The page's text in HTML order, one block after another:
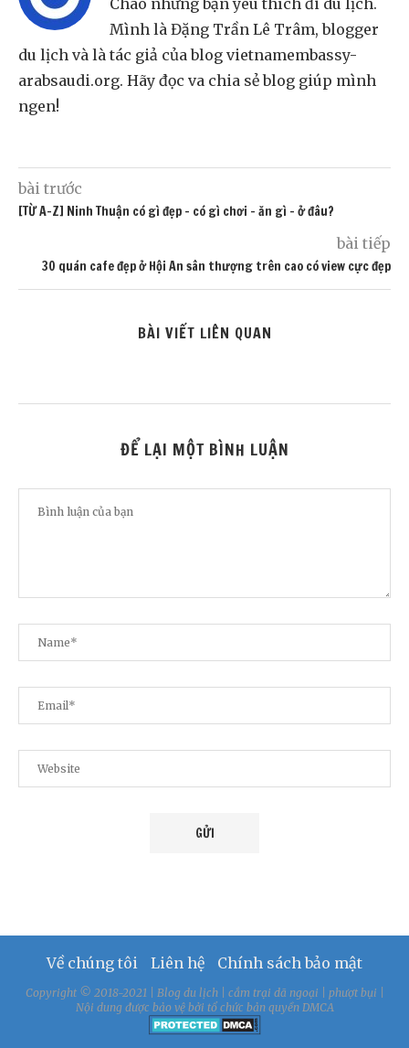
Chào những bạn yêu thích đi du lịch.
Mình là Đặng Trần Lê Trâm, blogger
du lịch và là tác giả của blog vietnamembassy-
arabsaudi.org. Hãy đọc va chia sẻ blog giúp mình
ngen!
bài trước
[TỪ A-Z] Ninh Thuận có gì đẹp – có gì chơi – ăn gì – ở đâu?
bài tiếp
30 quán cafe đẹp ở Hội An sân thượng trên cao có view cực đẹp
BÀI VIẾT LIÊN QUAN
ĐỂ LẠI MỘT BÌNH LUẬN
Về chúng tôi Liên hệ Chính sách bảo mật
Copyright © 2018-2021 | Blog du lịch | cắm trại dã ngoại | phượt bụi |
Nội dung được bảo vệ bởi tổ chức bản quyền DMCA